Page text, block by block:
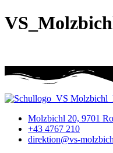
Molzbichl 20, 9701
+43 4767 210
direktion@vs-